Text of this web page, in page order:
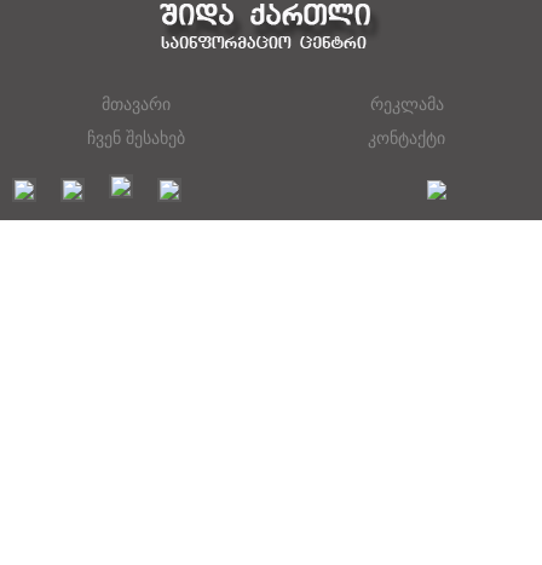
მთავარი
რეკლამა
ჩვენ შესახებ
კონტაქტი